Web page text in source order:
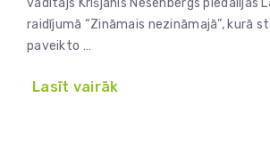
raidījumā “Zināmais nezināmajā”, kurā
paveikto …
Lasīt vairāk